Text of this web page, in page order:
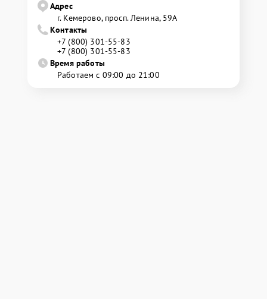
Адрес
г. Кемерово, просп. Ленина, 59А
Контакты
+7 (800) 301-55-83
+7 (800) 301-55-83
Время работы
Работаем с 09:00 до 21:00